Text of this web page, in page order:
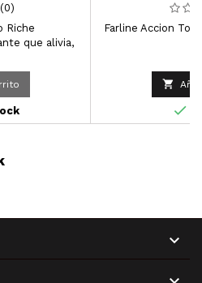
(0)
Riche
que alivia,
biológica la
a las
así la
irritantes.
Farline Accion


